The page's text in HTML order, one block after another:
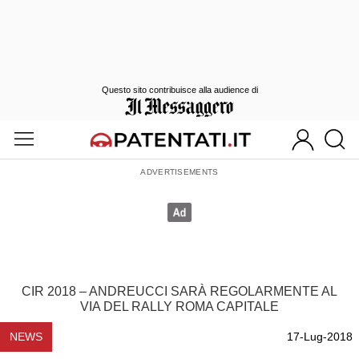
CIR 2018 – ANDREUCCI SARÀ REGOLARMENTE AL
VIA DEL RALLY ROMA CAPITALE
NEWS 17-Lug-2018
Questo sito contribuisce alla audience di